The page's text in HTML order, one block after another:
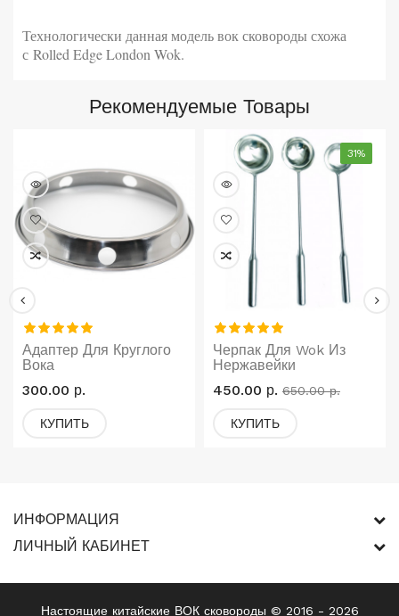
Технологически данная модель вок сковороды схожа
с Rolled Edge London Wok.
Рекомендуемые Товары
Адаптер Для Круглого
Вока
300.00 р.
КУПИТЬ
31%
Черпак Для Wok Из
Нержавейки
450.00 р. 650.00 р.
КУПИТЬ
ИНФОРМАЦИЯ
ЛИЧНЫЙ КАБИНЕТ
Настоящие китайские ВОК сковороды © 2016 - 2026